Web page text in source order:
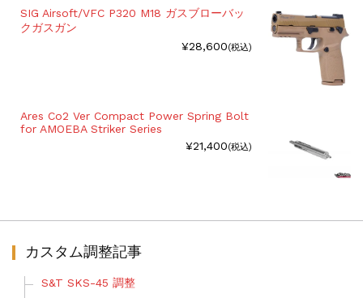
SIG Airsoft/VFC P320 M18 ガスブローバッ
クガスガン
¥28,600(税込)
Ares Co2 Ver Compact Power Spring Bolt
for AMOEBA Striker Series
¥21,400(税込)
カスタム調整記事
S&T SKS-45 調整